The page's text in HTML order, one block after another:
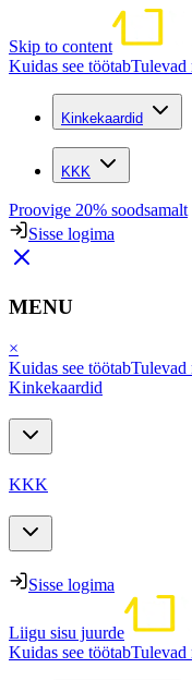
Skip to content
Kuidas see töötabTulevad
Kinkekaardid
KKK
Proovige 20% soodsamalt
Sisse logima
MENU
×
Kuidas see töötabTulevad
Kinkekaardid
KKK
Sisse logima
Liigu sisu juurde
Kuidas see töötabTulevad